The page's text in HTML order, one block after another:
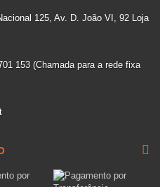
125, Av. D. João VI, 92 Loja
153 (Chamada para a rede fixa